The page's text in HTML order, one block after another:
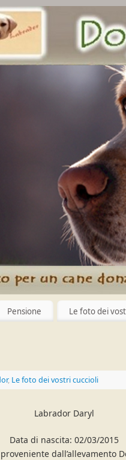
Pensione Le foto dei
, Le foto dei vostri cuccioli
Labrador Daryl
Data di nascita: 02/03/2015
dall’allevamento